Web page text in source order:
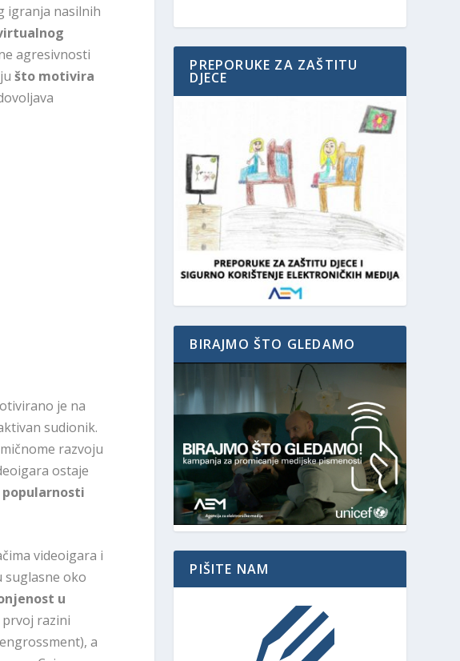
igranja nasilnih
agresivnosti
što motivira
je na
sudionik.
razvoju
ostaje
videoigara i
suglasne oko
u
razini
a
PREPORUKE ZA ZAŠTITU
DJECE
BIRAJMO ŠTO GLEDAMO
PIŠITE NAM